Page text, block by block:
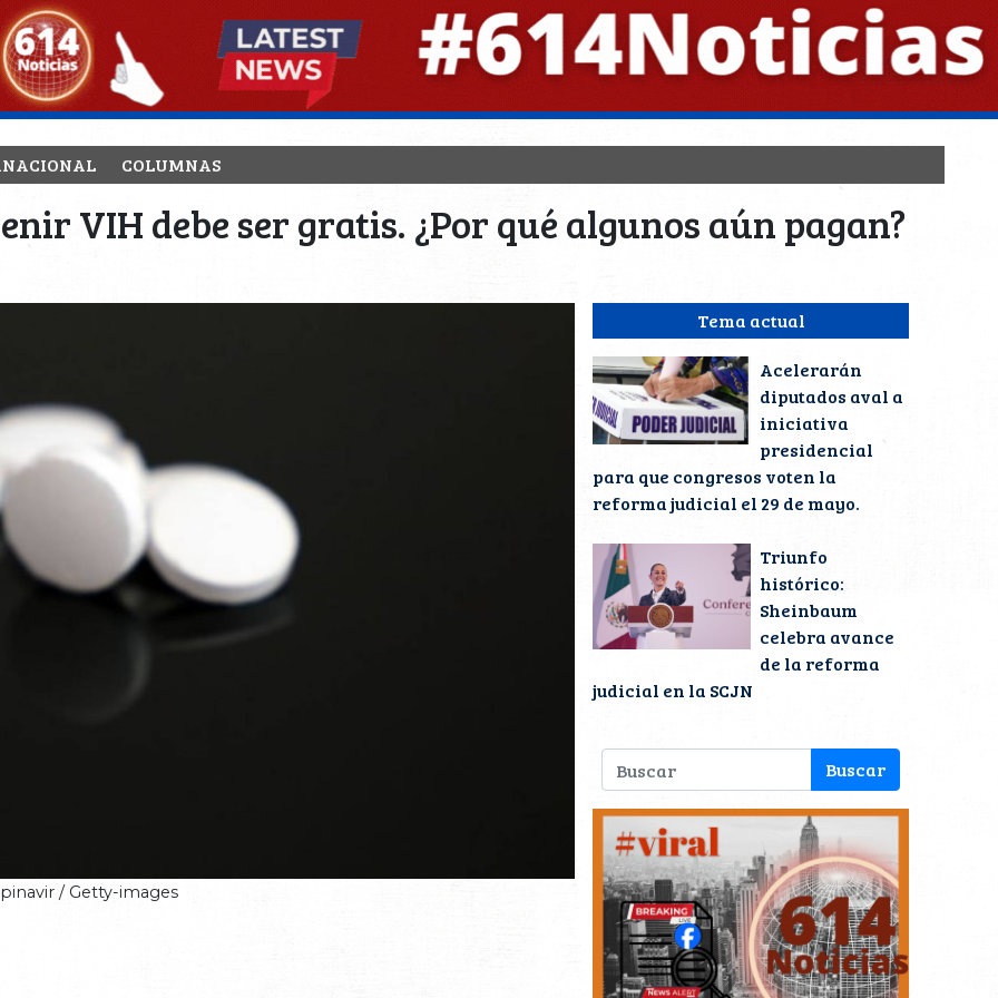
COLUMNAS
VIH debe ser gratis. ¿Por qué algunos aún pagan?
/ Getty-images
Tema actual
Acelerarán
diputados aval a
iniciativa
presidencial
para que congresos voten la
reforma judicial el 29 de mayo.
Triunfo
histórico:
Sheinbaum
celebra avance
de la reforma
judicial en la SCJN